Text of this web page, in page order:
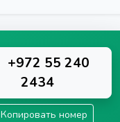
+972 55 240
2434
Копировать номер